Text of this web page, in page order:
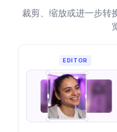
裁剪、缩放或进一步转
EDITOR